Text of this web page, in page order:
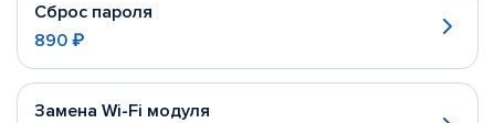
Сброс пароля
890 ₽
Замена Wi-Fi модуля